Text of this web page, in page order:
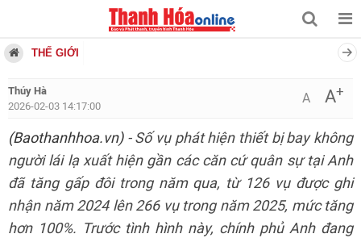
THẾ GIỚI
Thúy Hà
2026-02-03 14:17:00
A A+
(Baothanhhoa.vn)- Số vụ phát hiện thiết bị bay không
người lái lạ xuất hiện gần các căn cứ quân sự tại Anh
đã tăng gấp đôi trong năm qua, từ 126 vụ được ghi
nhận năm 2024 lên 266 vụ trong năm 2025, mức tăng
hơn 100%. Trước tình hình này, chính phủ Anh đang